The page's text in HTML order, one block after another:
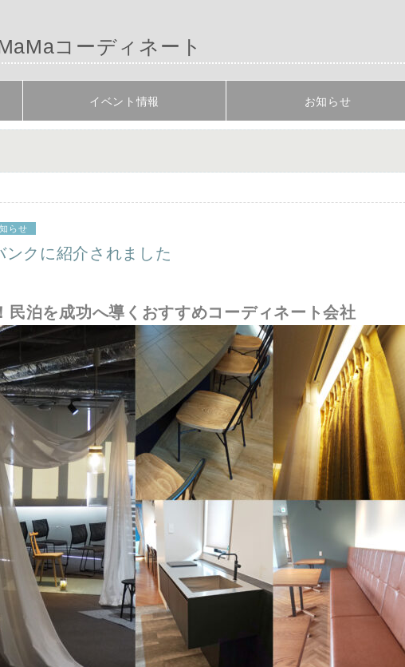
コーディネート
イベント情報 お知らせ
らせ
ンクに紹介されました
民泊を成功へ導くおすすめコーディネート会社